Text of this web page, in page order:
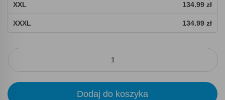
XXL 134.99 zł
XXXL 134.99 zł
Dodaj do koszyka